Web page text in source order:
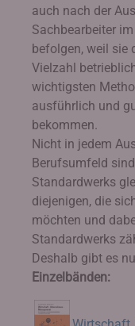
auch nach der
Sachbearbeiter
befolgen, weil sie
Vielzahl
wichtigsten
ausführlich und
bekommen.
Nicht in jedem
Berufsumfeld
Standardwerks
diejenigen, die
möchten und
Standardwerks
Deshalb gibt es
Einzelbänden: